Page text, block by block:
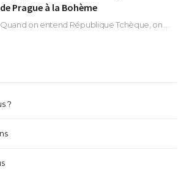
de Prague à la Bohème
?